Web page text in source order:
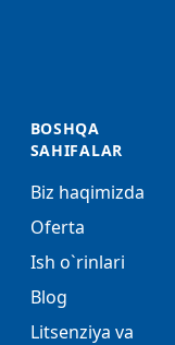
BOSHQA
SAHIFALAR
Biz haqimizda
Oferta
Ish o`rinlari
Blog
Litsenziya va